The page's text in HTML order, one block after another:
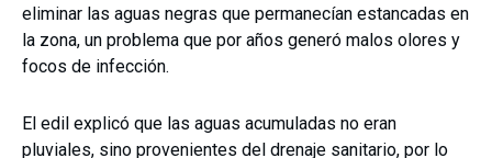
eliminar las aguas negras que permanecían estancadas en
la zona, un problema que por años generó malos olores y
focos de infección.
El edil explicó que las aguas acumuladas no eran
pluviales, sino provenientes del drenaje sanitario, por lo